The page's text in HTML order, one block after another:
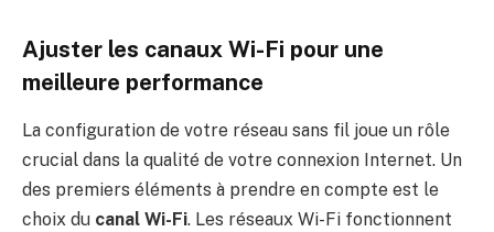
Ajuster les canaux Wi-Fi pour une
meilleure performance
La configuration de votre réseau sans fil joue un rôle
crucial dans la qualité de votre connexion Internet. Un
des premiers éléments à prendre en compte est le
choix du canal Wi-Fi. Les réseaux Wi-Fi fonctionnent